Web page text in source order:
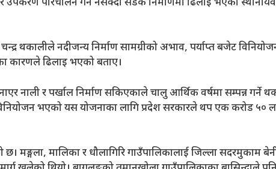
उपकरण परिचालन गर्न नसक्दा सडक निर्माणमा ढिलाइ भएको
थकालीले नदीजन्य निर्माण सामग्रीको अभाव, पर्याप्त बजेट
कारणले ढिलाइ भएको बताए।
नाली र पर्खाल निर्माण सकिएकाले चालु आर्थिक वर्षमा सम्पन्न गर्ने
भएको यस योजनाका लागि प्रदेश सरकारले थप एक करोड ५०
मङ्गला, मालिका र धौलागिरि गाउँपालिकालाई जिल्ला सदरमुकाम